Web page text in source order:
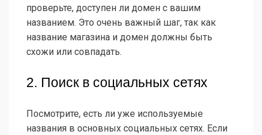
проверьте, доступен ли домен с вашим
названием. Это очень важный шаг, так как
название магазина и домен должны быть
схожи или совпадать.
2. Поиск в социальных сетях
Посмотрите, есть ли уже используемые
названия в основных социальных сетях. Если